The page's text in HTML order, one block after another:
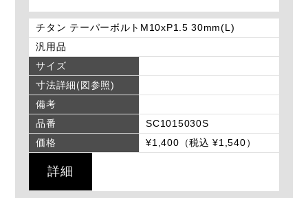
チタン テーパーボルトM10xP1.5 30mm(L)
汎用品
サイズ
寸法詳細(図参照)
備考
品番
SC1015030S
価格
¥1,400（税込 ¥1,540）
詳細